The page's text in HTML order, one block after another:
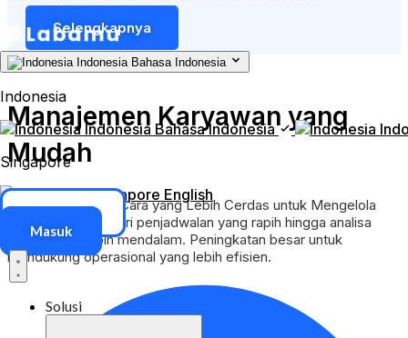
Indonesia Bahasa Indonesia
Indonesia
Indonesia Bahasa Indonesia
Singapore
Singapore English
Masuk
Solusi
Selengkapnya
Manajemen Karyawan yang
Mudah
Memperkenalkan Cara yang Lebih Cerdas untuk Mengelola
Tim Anda. Mulai dari penjadwalan yang rapih hingga analisa
kinerja yang lebih mendalam. Peningkatan besar untuk
mendukung operasional yang lebih efisien.